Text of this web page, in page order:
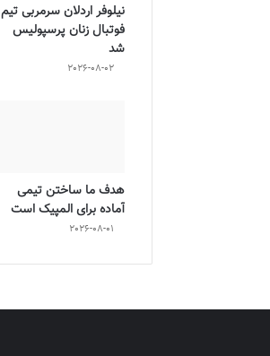
نیلوفر اردلان سرمربی تیم
فوتبال زنان پرسپولیس
شد
2026-08-02
هدف ما ساختن تیمی
آماده برای المپیک است
2026-08-01